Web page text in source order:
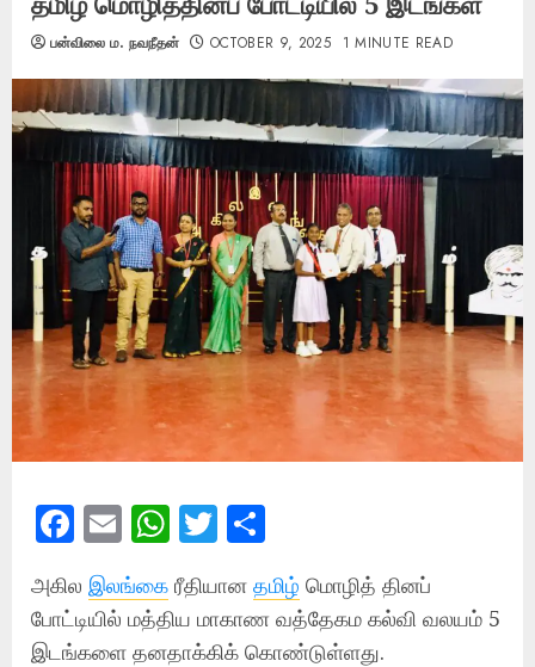
பன்விலை ம. நவநீதன் OCTOBER 9, 2025 1 MINUTE READ
Facebook
EmailWhatsApp
Twitter
அகில இலங்கை ரீதியான தமிழ் மொழித் தினப்
போட்டியில் மத்திய மாகாண வத்தேகம கல்வி வலயம் 5
இடங்களை தனதாக்கிக் கொண்டுள்ளது.